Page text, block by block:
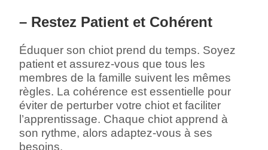
– Restez Patient et Cohérent
Éduquer son chiot prend du temps. Soyez
patient et assurez-vous que tous les
membres de la famille suivent les mêmes
règles. La cohérence est essentielle pour
éviter de perturber votre chiot et faciliter
l’apprentissage. Chaque chiot apprend à
son rythme, alors adaptez-vous à ses
besoins.